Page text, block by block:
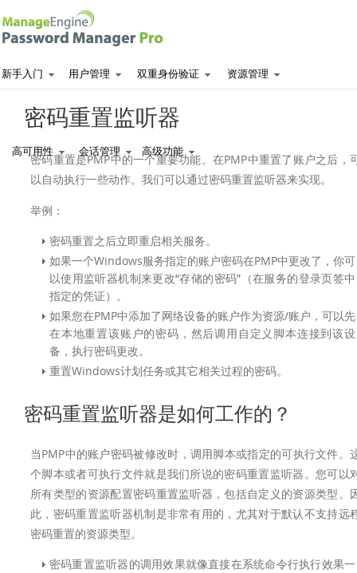
密码重置监听器
密码重置是PMP中的一个重要功能。在PMP中重置了账户之后，
以自动执行一些动作。我们可以通过密码重置监听器来实现。
举例：
密码重置之后立即重启相关服务。
如果一个Windows服务指定的账户密码在PMP中更改了，你可
以使用监听器机制来更改“存储的密码”（在服务的登录页签中
指定的凭证）。
如果您在PMP中添加了网络设备的账户作为资源/账户，可以先
在本地重置该账户的密码，然后调用自定义脚本连接到该设
备，执行密码更改。
重置Windows计划任务或其它相关过程的密码。
密码重置监听器是如何工作的？
当PMP中的账户密码被修改时，调用脚本或指定的可执行文件。
个脚本或者可执行文件就是我们所说的密码重置监听器。您可以
所有类型的资源配置密码重置监听器，包括自定义的资源类型。
此，密码重置监听器机制是非常有用的，尤其对于默认不支持远
密码重置的资源类型。
密码重置监听器的调用效果就像直接在系统命令行执行效果一
新手入门 用户管理 双重身份验证 资源管理
高可用性 会话管理 高级功能